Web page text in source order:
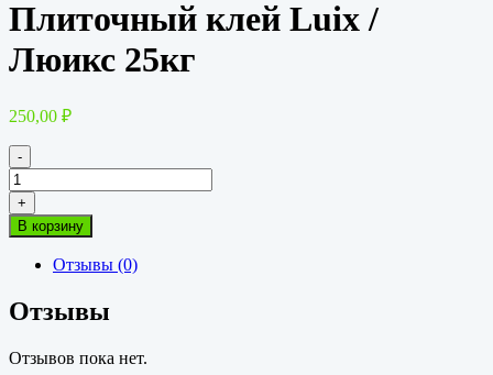
Плиточный клей Luix /
Люикс 25кг
250,00 ₽
-
Количество
товара
Плиточный
клей
25кг
+
В корзину
Отзывы (0)
Отзывы
Отзывов пока нет.